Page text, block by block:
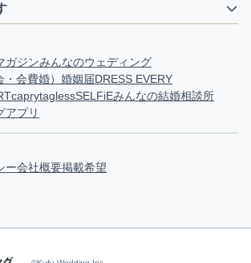
ガジンみんなのウェディング
会費婚） 婚姻届DRESS EVERY
caprytaglessSELFiEみんなの結婚相談所
アプリ
ー会社概要掲載希望